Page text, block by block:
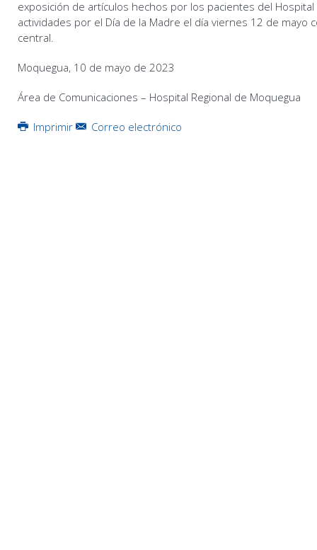
exposición de artículos hechos por los pacientes del Hospital
actividades por el Día de la Madre el día viernes 12 de mayo
central.
Moquegua, 10 de mayo de 2023
Área de Comunicaciones – Hospital Regional de Moquegua
Imprimir Correo electrónico